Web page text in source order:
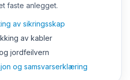
faste anlegget.
av sikringsskap
av kabler
jordfeilvern
og samsvarserklæring